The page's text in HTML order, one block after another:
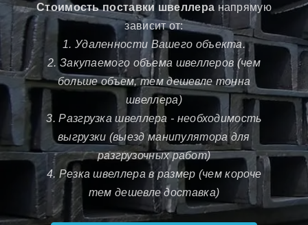
Стоимость поставки швеллера напрямую
зависит от:
1. Удаленности Вашего объекта.
2. Закупаемого объема швеллеров (чем
больше объем, тем дешевле тонна
швеллера)
3. Разгрузка швеллера - необходимость
выгрузки (выезд манипулятора для
разгрузочных работ)
4. Резка швеллера в размер (чем короче
тем дешевле доставка)